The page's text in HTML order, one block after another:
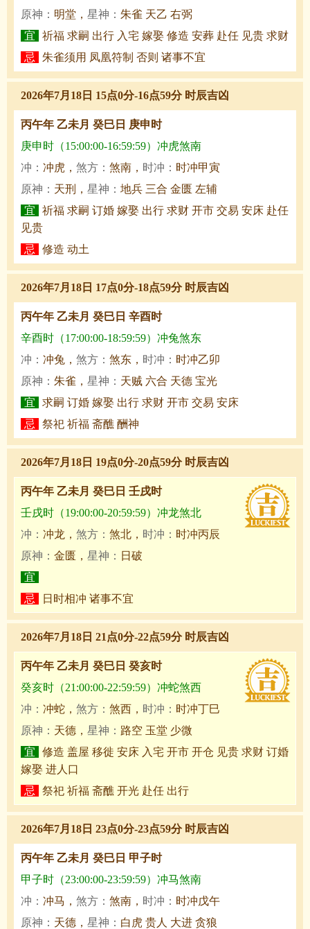
原神： 明堂， 星神： 朱雀 天乙 右弼
宜
祈福 求嗣 出行 入宅 嫁娶 修造 安葬 赴任 见贵 求财
忌
朱雀须用 凤凰符制 否则 诸事不宜
2026年7月18日 15点0分-16点59分 时辰吉凶
丙午年 乙未月 癸巳日 庚申时
庚申时（15:00:00-16:59:59）冲虎煞南
冲： 冲虎， 煞方： 煞南， 时冲： 时冲甲寅
原神： 天刑， 星神： 地兵 三合 金匮 左辅
宜
祈福 求嗣 订婚 嫁娶 出行 求财 开市 交易 安床 赴任
见贵
忌
修造 动土
2026年7月18日 17点0分-18点59分 时辰吉凶
丙午年 乙未月 癸巳日 辛酉时
辛酉时（17:00:00-18:59:59）冲兔煞东
冲： 冲兔， 煞方： 煞东， 时冲： 时冲乙卯
原神： 朱雀， 星神： 天贼 六合 天德 宝光
宜
求嗣 订婚 嫁娶 出行 求财 开市 交易 安床
忌
祭祀 祈福 斋醮 酬神
2026年7月18日 19点0分-20点59分 时辰吉凶
丙午年 乙未月 癸巳日 壬戌时
壬戌时（19:00:00-20:59:59）冲龙煞北
冲： 冲龙， 煞方： 煞北， 时冲： 时冲丙辰
原神： 金匮， 星神： 日破
宜
忌
日时相冲 诸事不宜
2026年7月18日 21点0分-22点59分 时辰吉凶
丙午年 乙未月 癸巳日 癸亥时
癸亥时（21:00:00-22:59:59）冲蛇煞西
冲： 冲蛇， 煞方： 煞西， 时冲： 时冲丁巳
原神： 天德， 星神： 路空 玉堂 少微
宜
修造 盖屋 移徙 安床 入宅 开市 开仓 见贵 求财 订婚
嫁娶 进人口
忌
祭祀 祈福 斋醮 开光 赴任 出行
2026年7月18日 23点0分-23点59分 时辰吉凶
丙午年 乙未月 癸巳日 甲子时
甲子时（23:00:00-23:59:59）冲马煞南
冲： 冲马， 煞方： 煞南， 时冲： 时冲戊午
原神： 天德， 星神： 白虎 贵人 大进 贪狼